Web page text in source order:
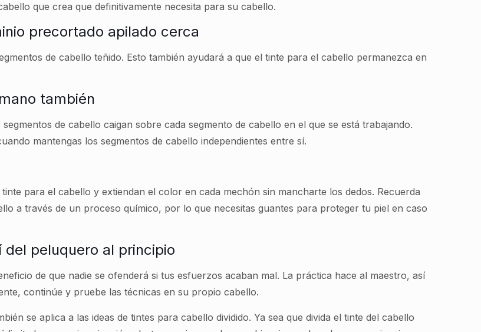
que crea que definitivamente necesita para su cabello.
precortado apilado cerca
de cabello teñido. Esto también ayudará a que el tinte para el cabello permanezca en
también
de cabello caigan sobre cada segmento de cabello en el que se está trabajando.
mantengas los segmentos de cabello independientes entre sí.
para el cabello y extiendan el color en cada mechón sin mancharte los dedos. Recuerda
a través de un proceso químico, por lo que necesitas guantes para proteger tu piel en caso
del peluquero al principio
de que nadie se ofenderá si tus esfuerzos acaban mal. La práctica hace al maestro, así
continúe y pruebe las técnicas en su propio cabello.
se aplica a las ideas de tintes para cabello dividido. Ya sea que divida el tinte del cabello